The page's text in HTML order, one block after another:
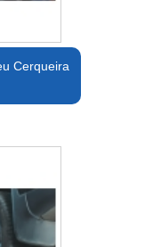
Cerqueira